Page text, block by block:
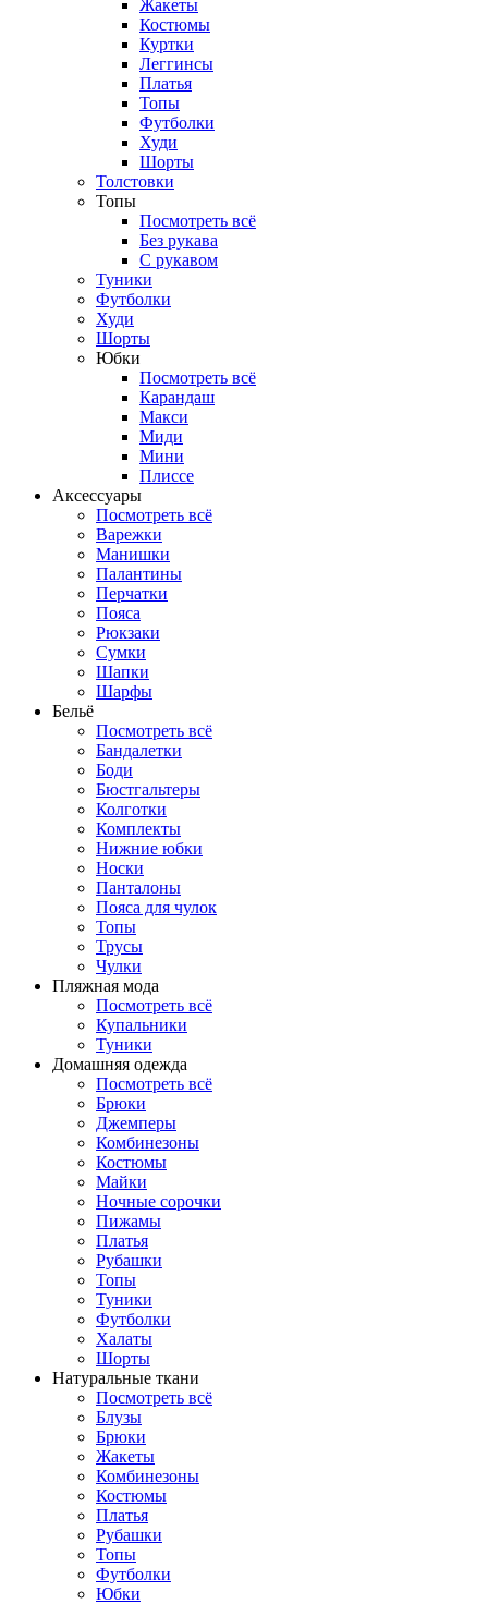
Жакеты
Костюмы
Куртки
Леггинсы
Платья
Топы
Футболки
Худи
Шорты
Толстовки
Топы
Посмотреть всё
Без рукава
С рукавом
Туники
Футболки
Худи
Шорты
Юбки
Посмотреть всё
Карандаш
Макси
Миди
Мини
Плиссе
Аксессуары
Посмотреть всё
Варежки
Манишки
Палантины
Перчатки
Пояса
Рюкзаки
Сумки
Шапки
Шарфы
Бельё
Посмотреть всё
Бандалетки
Боди
Бюстгальтеры
Колготки
Комплекты
Нижние юбки
Носки
Панталоны
Поясa для чулок
Топы
Трусы
Чулки
Пляжная мода
Посмотреть всё
Купальники
Туники
Домашняя одежда
Посмотреть всё
Брюки
Джемперы
Комбинезоны
Костюмы
Майки
Ночные сорочки
Пижамы
Платья
Рубашки
Топы
Туники
Футболки
Халаты
Шорты
Натуральные ткани
Посмотреть всё
Блузы
Брюки
Жакеты
Комбинезоны
Костюмы
Платья
Рубашки
Топы
Футболки
Юбки